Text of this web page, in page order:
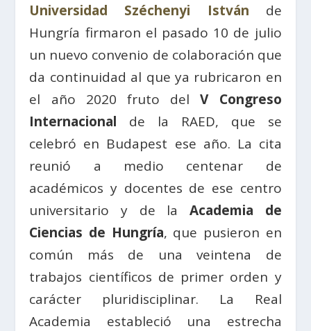
Universidad Széchenyi István de
Hungría firmaron el pasado 10 de julio
un nuevo convenio de colaboración que
da continuidad al que ya rubricaron en
el año 2020 fruto delV Congreso
Internacional de la RAED, que se
celebró en Budapest ese año. La cita
reunió a medio centenar de
académicos y docentes de ese centro
universitario y de la Academia de
Ciencias de Hungría, que pusieron en
común más de una veintena de
trabajos científicos de primer orden y
carácter pluridisciplinar. La Real
Academia estableció una estrecha